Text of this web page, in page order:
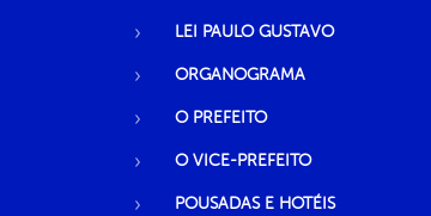
LEI PAULO GUSTAVO
ORGANOGRAMA
O PREFEITO
O VICE-PREFEITO
POUSADAS E HOTÉIS